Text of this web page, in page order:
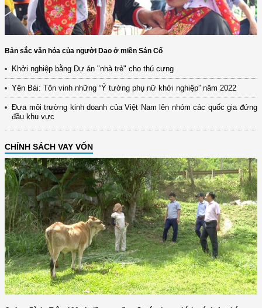
Bản sắc văn hóa của người Dao ở miền Sán Cố
Khởi nghiệp bằng Dự án "nhà trẻ" cho thú cưng
Yên Bái: Tôn vinh những “Ý tưởng phụ nữ khởi nghiệp” năm 2022
Đưa môi trường kinh doanh của Việt Nam lên nhóm các quốc gia đứng
đầu khu vực
CHÍNH SÁCH VAY VỐN